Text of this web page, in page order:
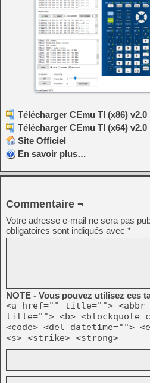
Télécharger CEmu TI (x86) v2.0
Télécharger CEmu TI (x64) v2.0
Site Officiel
En savoir plus…
Commentaire ¬
Votre adresse e-mail ne sera pas
obligatoires sont indiqués avec *
NOTE - Vous pouvez utilisez ces
<a href="" title=""> <abbr
title=""> <b> <blockquote
<code> <del datetime="">
<s> <strike> <strong>